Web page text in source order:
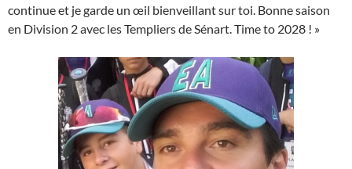
continue et je garde un œil bienveillant sur toi. Bonne saison
en Division 2 avec les Templiers de Sénart. Time to 2028 ! »